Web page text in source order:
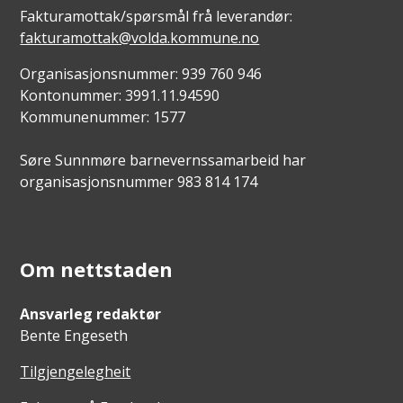
Fakturamottak/spørsmål frå leverandør:
fakturamottak@volda.kommune.no
Organisasjonsnummer: 939 760 946
Kontonummer: 3991.11.94590
Kommunenummer: 1577
Søre Sunnmøre barnevernssamarbeid har
organisasjonsnummer 983 814 174
Om nettstaden
Ansvarleg redaktør
Bente Engeseth
Tilgjengelegheit